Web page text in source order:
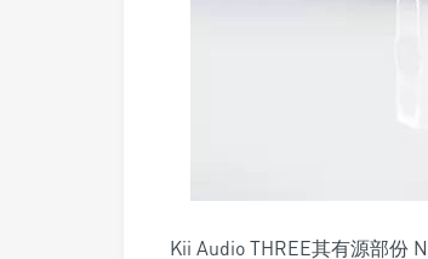
Kii Audio THREE其有源部份